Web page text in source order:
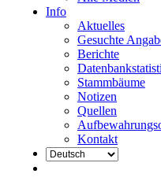
Info
Aktuelles
Gesuchte
Berichte
Stammbäume
Notizen
Quellen
Kontakt